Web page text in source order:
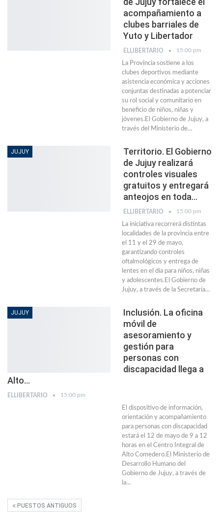
acompañamiento a
clubes barriales de
Yuto y Libertador
ELLIBERTARIO 15:00 pm
La Provincia sostiene a los
clubes deportivos mediante
asistencia económica y acciones
conjuntas destinadas a potenciar
su rol social y comunitario en
beneficio de niños, niñas y
jóvenes.El Gobierno de Jujuy, a
través del Ministerio de…
JUJUY
Territorio. El Gobierno
de Jujuy realizará
controles visuales
gratuitos y entregará
anteojos en toda…
ELLIBERTARIO 15:00 pm
La iniciativa recorrerá distintas
localidades de la provincia entre
el 11 y el 29 de mayo,
garantizando controles
oftalmológicos y entrega de
lentes en el día para niños, niñas
y adolescentes.El Gobierno de
Jujuy, a través de la Secretaría…
JUJUY
Inclusión. La oficina
móvil de
asesoramiento y
gestión para
personas con
discapacidad llega a
Alto…
ELLIBERTARIO 15:00 pm
El dispositivo de información,
orientación y acompañamiento
para personas con discapacidad
estará el 12 de mayo de 9 a 12
horas en el Centro Integral de
Alto Comedero.El Ministerio de
Desarrollo Humano del
Gobierno de Jujuy, a través de
la…
PUESTOS ANTIGUOS